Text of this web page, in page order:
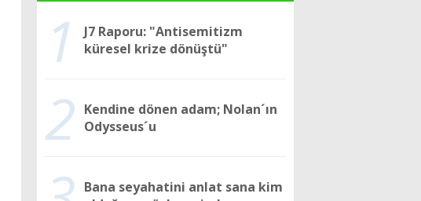
1
J7 Raporu: "Antisemitizm
küresel krize dönüştü"
2 Kendine dönen adam; Nolan´ın
Odysseus´u
Bana seyahatini anlat sana kim